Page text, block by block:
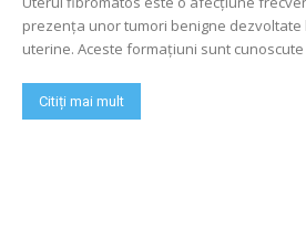
prezența unor tumori benigne dezvoltate
uterine. Aceste formațiuni sunt
Citiți mai mult